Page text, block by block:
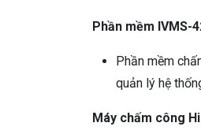
Phần mềm IVMS-
Phần mềm
quản lý hệ
Máy chấm công